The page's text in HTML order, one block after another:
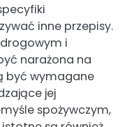
inne przepisy.
i
narażona na
być wymagane
jej
spożywczym,